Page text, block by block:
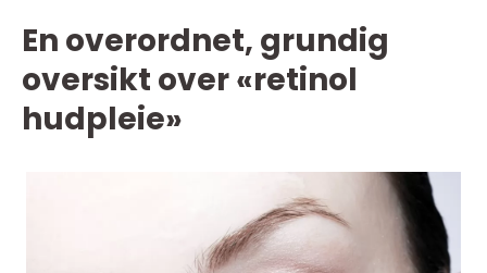
En overordnet, grundig
oversikt over «retinol
hudpleie»